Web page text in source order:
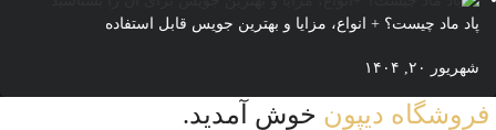
پاد ماد چیست؟ + انواع، مزایا و بهترین جویس قابل استفاده
شهریور ۲۰, ۱۴۰۴
فروشگاه دیپون خوش آمدید.